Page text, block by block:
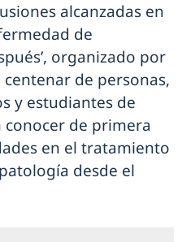
alcanzadas en
de
organizado por
de personas,
y estudiantes de
de primera
en el tratamiento
desde el